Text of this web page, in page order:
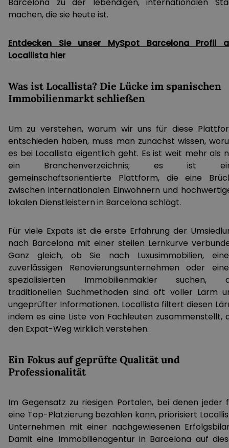
Barcelona zu der lebendigen, internationalen
machen, die sie heute ist.
Entdecken Sie unser MySpot Barcelona Profil
Locallista hier
Was ist Locallista? Die Lücke im spanischen
Immobilienmarkt schließen
Um zu verstehen, warum wir uns für diese
entschieden haben, muss man zunächst wissen,
es bei Locallista eigentlich geht. Es ist weit mehr als
ein Branchenverzeichnis; es ist
gemeinschaftsorientierte Plattform, die eine
zwischen internationalen Einwohnern und
lokalen Dienstleistern in Barcelona schlägt.
Für viele Expats ist die erste Erfahrung der
nach Barcelona mit einer steilen Lernkurve
Ganz gleich, ob Sie nach Luxusimmobilien,
zuverlässigen Renovierungsunternehmen oder
spezialisierten Immobilienmakler suchen,
traditionellen Suchmethoden sind oft voller Lärm
ungeprüfter Informationen. Locallista filtert diesen
indem es eine Liste von Fachleuten zusammenstellt,
den Expat-Weg wirklich verstehen.
Ein Fokus auf geprüfte Qualität und
Professionalität
Im Gegensatz zu riesigen Portalen, bei denen jeder
eine Top-Platzierung bezahlen kann, priorisiert
Unternehmen mit einer nachgewiesenen
Damit eine Immobilienagentur in Barcelona auf